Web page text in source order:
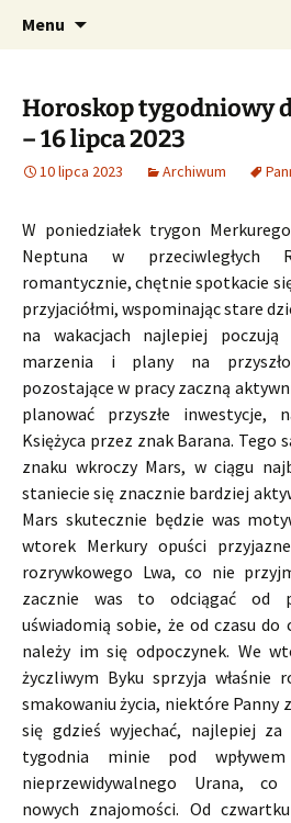
CzaroMarowy
dzienny,
tygodniowy
Profesjonalne
Menu
Horoskop tygodniowy
– 16 lipca 2023
10 lipca 2023 Archiwum
W poniedziałek trygon
Neptuna w przeciwległych
romantycznie, chętnie spotkacie
przyjaciółmi, wspominając stare
na wakacjach najlepiej
marzenia i plany na
pozostające w pracy zaczną
planować przyszłe inwestycje,
Księżyca przez znak Barana. Tego
znaku wkroczy Mars, w ciągu
staniecie się znacznie bardziej
Mars skutecznie będzie was
wtorek Merkury opuści
rozrywkowego Lwa, co nie
zacznie was to odciągać od
uświadomią sobie, że od czasu do
należy im się odpoczynek. We
życzliwym Byku sprzyja właśnie
smakowaniu życia, niektóre Panny
się gdzieś wyjechać, najlepiej za
tygodnia minie pod
nieprzewidywalnego Urana, co
nowych znajomości. Od